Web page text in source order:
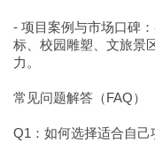
- 项目案例与市场口碑
标、校园雕塑、文旅景
力。
常见问题解答（FAQ）
Q1：如何选择适合自己